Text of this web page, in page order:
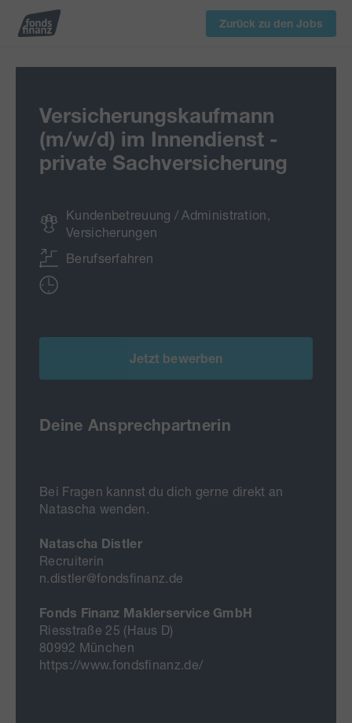
Zurück zu den Jobs
Versicherungskaufmann
(m/w/d) im Innendienst -
private Sachversicherung
Kundenbetreuung / Administration,
Versicherungen
Berufserfahren
Jetzt bewerben
Deine Ansprechpartnerin
Bei Fragen kannst du dich gerne direkt an
Natascha wenden.
Natascha Distler
Recruiterin
n.distler@fondsfinanz.de
Fonds Finanz Maklerservice GmbH
Riesstraße 25 (Haus D)
80992 München
https://www.fondsfinanz.de/